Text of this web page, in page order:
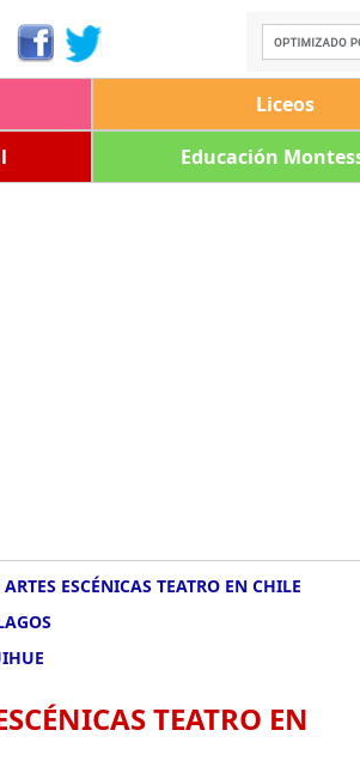
Liceos
Educación
ESCÉNICAS TEATRO EN CHILE
TEATRO EN